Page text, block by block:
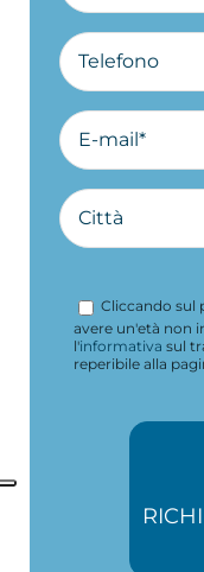
Cliccando sul
avere un'età non
l'informativa sul
reperibile alla